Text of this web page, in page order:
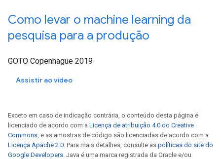
Como levar o machine learning da
pesquisa para a produção
GOTO Copenhague 2019
Assistir ao vídeo
Exceto em caso de indicação contrária, o conteúdo desta página é
licenciado de acordo com a Licença de atribuição 4.0 do Creative
Commons, e as amostras de código são licenciadas de acordo com a
Licença Apache 2.0. Para mais detalhes, consulte as políticas do site do
Google Developers. Java é uma marca registrada da Oracle e/ou